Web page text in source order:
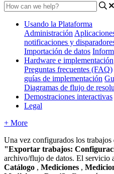
Usando la Plataforma
Administración
notificaciones y
Importación de datos
Hardware e implementación
Preguntas frecuentes (FAQ)
guías de implementación
Diagramas de flujo de
Demostraciones interactivas
Legal
+ More
Una vez configurados los
"Exportar trabajos:
archivo/flujo de datos. El servicio
Catálogo , Mediciones ,